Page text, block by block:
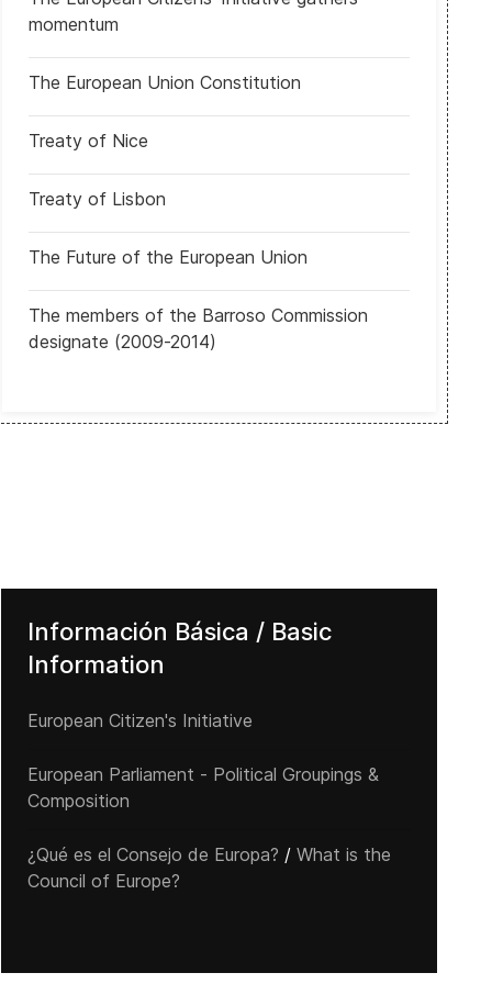
Kassio Nunes Marques asumió dirección del Tribunal
momentum
The European Union Constitution
Treaty of Nice
Treaty of Lisbon
The Future of the European Union
The members of the Barroso Commission
designate (2009-2014)
Información Básica / Basic
Information
European Citizen's Initiative
European Parliament - Political Groupings &
Composition
¿Qué es el Consejo de Europa? / What is the
Council of Europe?